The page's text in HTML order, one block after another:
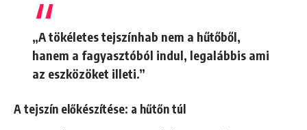
„A tökéletes tejszínhab nem a hűtőből,
hanem a fagyasztóból indul, legalábbis ami
az eszközöket illeti.”
A tejszín előkészítése: a hűtőn túl